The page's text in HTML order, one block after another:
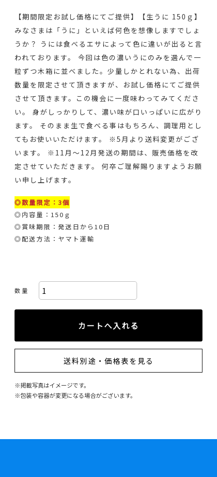
【期間限定お試し価格にてご提供】【生うに 150ｇ】
みなさまは「うに」といえば何色を想像しますでしょ
うか？ うには食べるエサによって色に違いが出ると言
われております。 今回は色の濃いうにのみを選んで一
粒ずつ木箱に並べました。少量しかとれない為、出荷
数量を限定させて頂きますが、お試し価格にてご提供
させて頂きます。この機会に一度味わってみてくださ
い。 身がしっかりして、濃い味が口いっぱいに広がり
ます。 そのまま生で食べる事はもちろん、調理用とし
てもお使いいただけます。 ※5月より送料変更がござ
います。 ※11月～12月発送の期間は、販売価格を改
定させていただきます。 何卒ご理解賜りますようお願
い申し上げます。
◎数量限定：3個
◎内容量：150ｇ
◎賞味期限：発送日から10日
◎配送方法：ヤマト運輸
数 量
送料別途・価格表を見る
※掲載写真はイメージです。
※包装や容器が変更になる場合がございます。